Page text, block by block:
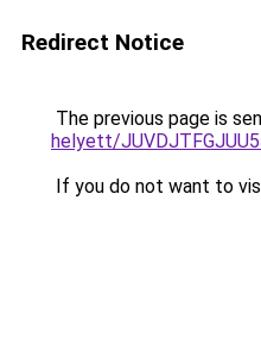
Redirect Notice
The previous page is
helyett/
If you do not want to